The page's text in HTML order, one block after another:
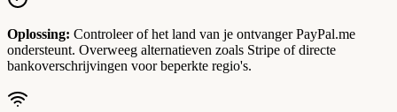
Oplossing: Controleer of het land van je ontvanger PayPal.me
ondersteunt. Overweeg alternatieven zoals Stripe of directe
bankoverschrijvingen voor beperkte regio's.